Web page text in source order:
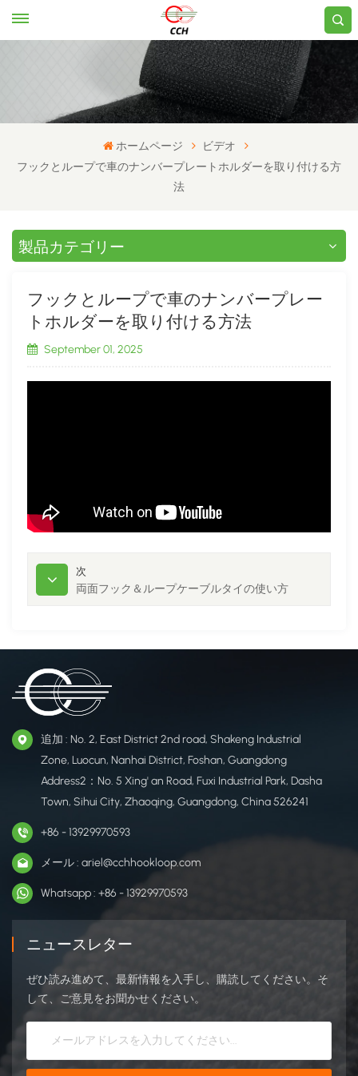
ホームページ
ビデオ
フックとループで車のナンバープレートホルダーを取り付ける方
法
製品カテゴリー
フックとループで車のナンバープレー
トホルダーを取り付ける方法
September 01, 2025
次
両面フック＆ループケーブルタイの使い方
追加 : No. 2, East District 2nd road, Shakeng Industrial
Zone, Luocun, Nanhai District, Foshan, Guangdong
Address2：No. 5 Xing' an Road, Fuxi Industrial Park, Dasha
Town, Sihui City, Zhaoqing, Guangdong, China 526241
+86 - 13929970593
メール : ariel@cchhookloop.com
Whatsapp : +86 - 13929970593
ニュースレター
ぜひ読み進めて、最新情報を入手し、購読してください。そ
して、ご意見をお聞かせください。